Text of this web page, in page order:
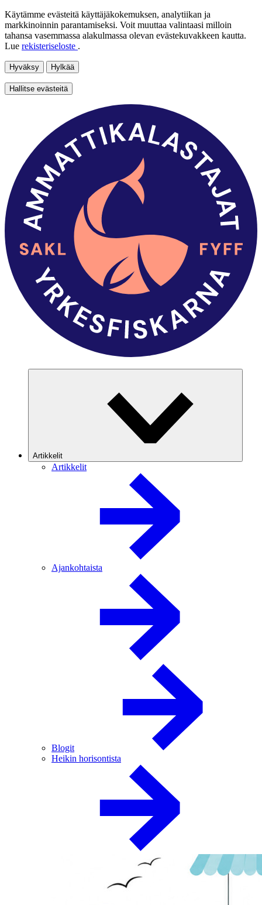
Käytämme evästeitä käyttäjäkokemuksen, analytiikan ja
markkinoinnin parantamiseksi. Voit muuttaa valintaasi milloin
tahansa vasemmassa alakulmassa olevan evästekuvakkeen kautta.
Lue rekisteriseloste .
Hyväksy Hylkää
Hallitse evästeitä
Artikkelit
Artikkelit
Ajankohtaista
Blogit
Heikin horisontista